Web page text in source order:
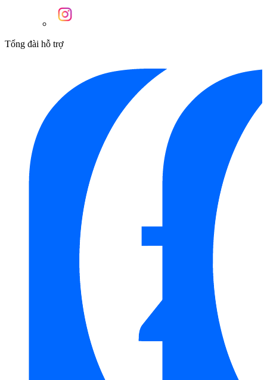
Tổng đài hỗ trợ